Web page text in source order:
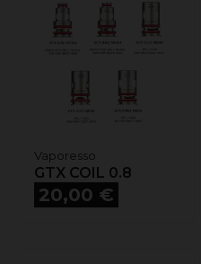
Vaporesso
GTX COIL 0.8
Prix
20,00 €